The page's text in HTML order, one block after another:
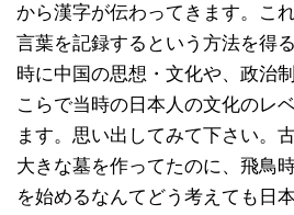
から漢字が伝わってきます。こ
言葉を記録するという方法を得
時に中国の思想・文化や、政治
こらで当時の日本人の文化のレ
ます。思い出してみて下さい。
大きな墓を作ってたのに、飛鳥
を始めるなんてどう考えても日